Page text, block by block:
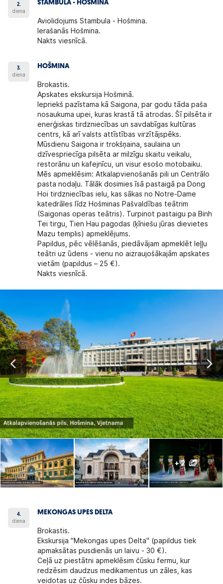
2.
diena
STAMBULA - HOŠMINA
Aviolidojums Stambula - Hošmina.
Ierašanās Hošmina.
Nakts viesnīcā.
3.
diena
HOŠMINA
Brokastis.
Apskates ekskursija Hošminā.
Iepriekš pazīstama kā Saigona, par godu tāda paša
nosaukuma upei, kuras krastā tā atrodas. Šī pilsēta ir
enerģiskas tirdzniecības un savdabīgas kultūras
centrs, kā arī valsts attīstības virzītājspēks.
Mūsdienu Saigona ir trokšņaina, saulaina un
dzīvespriecīga pilsēta ar milzīgu skaitu veikalu,
restorānu un kafejnīcu, un visur esošo motobaiku.
Mēs apmeklēsim: Atkalapvienošanās pili un Centrālo
pasta nodaļu. Tālāk dosimies īsā pastaigā pa Dong
Hoi tirdzniecības ielu, kas sākas no Notre-Dame
katedrāles līdz Hošminas Pašvaldības teātrim
(Saigonas operas teātris). Turpinot pastaigu pa Binh
Tei tirgu, Tien Hau pagodas (ķīniešu jūras dievietes
Mazu templis) apmeklējums.
Papildus, pēc vēlēšanās, piedāvājam apmeklēt leļļu
teātri uz ūdens - vienu no aizraujošākajām apskates
vietām (papildus – 25 €).
Nakts viesnīcā.
+ 2
4.
diena
MEKONGAS UPES DELTA
Brokastis.
Ekskursija "Mekongas upes Delta" (papildus tiek
apmaksātas pusdienās un laivu - 30 €).
Ceļā uz piestātni apmeklēsim čūsku fermu, kur
redzēsim daudzus medikamentus un zāles, kas
veidotas uz čūsku indes bāzes.